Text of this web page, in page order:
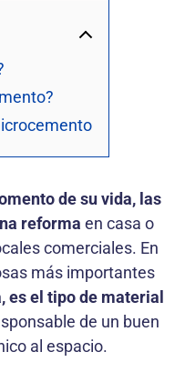
de su vida, las
reforma en casa o
comerciales. En
más importantes
es el tipo de material
de un buen
al espacio.